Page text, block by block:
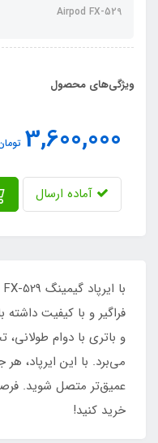
Airpod FX-529
ویژگی‌های محصول
3,600,000
آماده ارسال
فراگیر و با کیفیت
و باتری با دوام
می‌برد. با این ایرپاد،
عمیق‌تر متصل شوید.
خرید کنید!